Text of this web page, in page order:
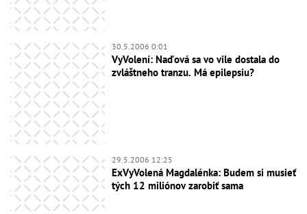
30.5.2006 0:01
VyVolení: Naďová sa vo vile dostala do
zvláštneho tranzu. Má epilepsiu?
29.5.2006 12:25
ExVyVolená Magdalénka: Budem si musieť
tých 12 miliónov zarobiť sama